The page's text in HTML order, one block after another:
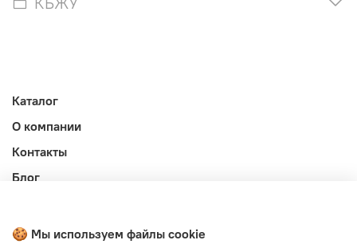
Каталог
О компании
Контакты
Блог
Публичная оферта
🍪 Мы используем файлы cookie